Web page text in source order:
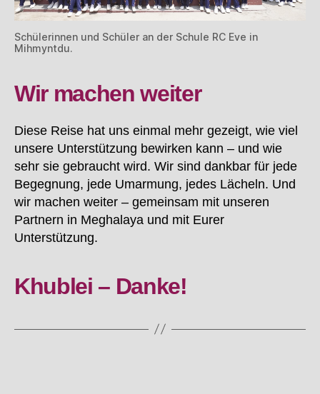
Schülerinnen und Schüler an der Schule RC Eve in
Mihmyntdu.
Wir machen weiter
Diese Reise hat uns einmal mehr gezeigt, wie viel
unsere Unterstützung bewirken kann – und wie
sehr sie gebraucht wird. Wir sind dankbar für jede
Begegnung, jede Umarmung, jedes Lächeln. Und
wir machen weiter – gemeinsam mit unseren
Partnern in Meghalaya und mit Eurer
Unterstützung.
Khublei – Danke!